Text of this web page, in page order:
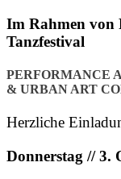
Im Rahmen von
Tanzfestival
PERFORMANCE
& URBAN ART
Herzliche
Donnerstag // 3.